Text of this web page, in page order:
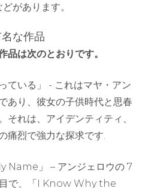
があります。
な作品
品は次のとおりです。
ている」 - これはマヤ・アン
あり、彼女の子供時代と思春
それは、アイデンティティ、
痛烈で強力な探求です.
」 – アンジェロウの 7
目で、「I Know Why the